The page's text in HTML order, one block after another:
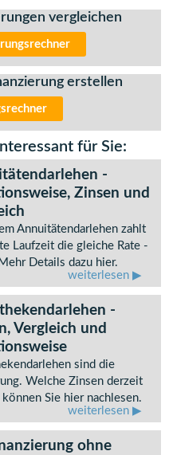
vergleichen
erstellen
für Sie:
-
Zinsen und
Annuitätendarlehen zahlt
Laufzeit die gleiche Rate -
Details dazu hier.
weiterlesen
-
Vergleich und
sind die
Welche Zinsen derzeit
Sie hier nachlesen.
weiterlesen
ohne